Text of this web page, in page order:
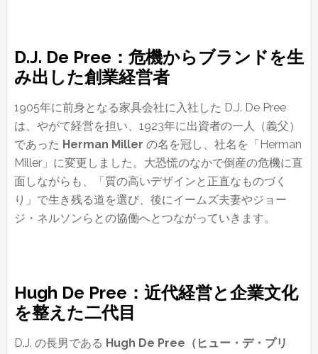
D.J. De Pree：危機からブランドを生
み出した創業経営者
1905年に前身となる家具会社に入社した D.J. De Pree
は、やがて経営を担い、1923年に出資者の一人（義父）
であった Herman Miller の名を冠し、社名を「Herman
Miller」に変更しました。大恐慌のなかで倒産の危機に直
面しながらも、「質の高いデザインと正直なものづく
り」で生き残る道を選び、後にイームズ夫妻やジョー
ジ・ネルソンらとの協働へとつながっていきます。
Hugh De Pree：近代経営と企業文化
を整えた二代目
D.J. の長男である Hugh De Pree（ヒュー・デ・プリ